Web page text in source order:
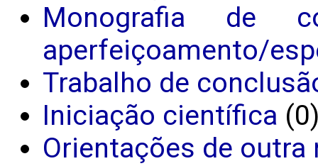
Monografia de
aperfeiçoamento/
Trabalho de
Iniciação científica
Orientações de outra